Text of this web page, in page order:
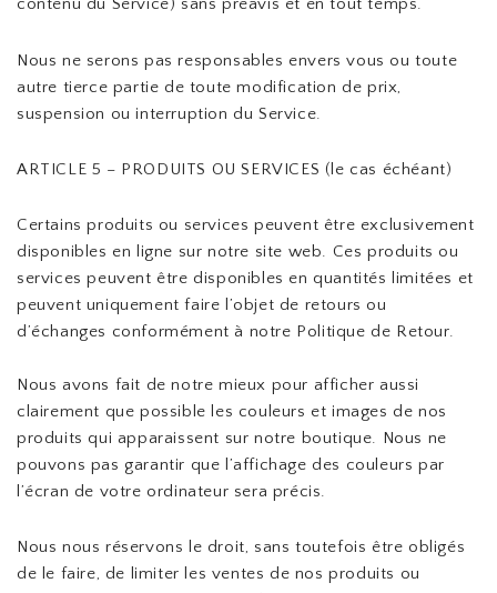
contenu du Service) sans préavis et en tout temps.
Nous ne serons pas responsables envers vous ou toute
autre tierce partie de toute modification de prix,
suspension ou interruption du Service.
ARTICLE 5 – PRODUITS OU SERVICES (le cas échéant)
Certains produits ou services peuvent être exclusivement
disponibles en ligne sur notre site web. Ces produits ou
services peuvent être disponibles en quantités limitées et
peuvent uniquement faire l’objet de retours ou
d’échanges conformément à notre Politique de Retour.
Nous avons fait de notre mieux pour afficher aussi
clairement que possible les couleurs et images de nos
produits qui apparaissent sur notre boutique. Nous ne
pouvons pas garantir que l’affichage des couleurs par
l’écran de votre ordinateur sera précis.
Nous nous réservons le droit, sans toutefois être obligés
de le faire, de limiter les ventes de nos produits ou